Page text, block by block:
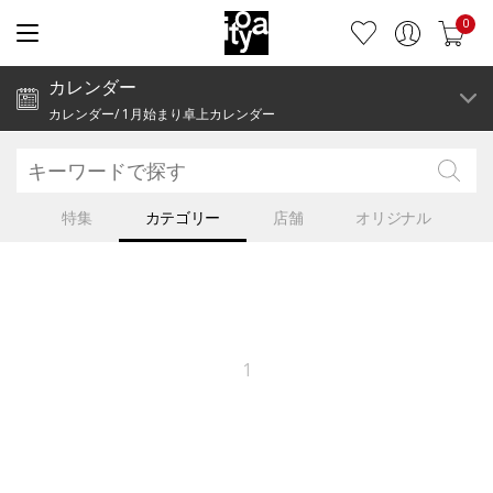
0
特集 カテゴリー 店舗 オリジナル
カレンダー
カレンダー/ 1月始まり卓上カレンダー
1